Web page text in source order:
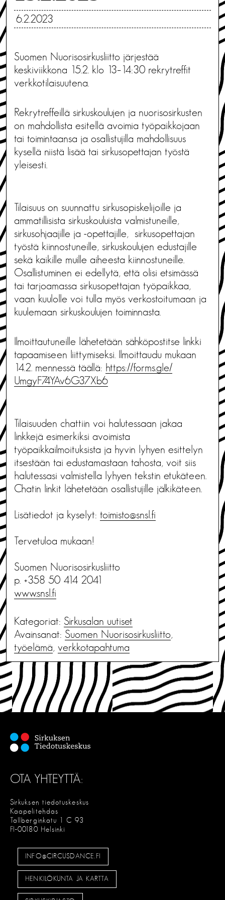
6.2.2023
Suomen Nuorisosirkusliitto järjestää
keskiviikkona 15.2. klo 13–14:30 rekrytreffit
verkkotilaisuutena.
Rekrytreffeillä sirkuskoulujen ja nuorisosirkusten
on mahdollista esitellä avoimia työpaikkojaan
tai toimintaansa ja osallistujilla mahdollisuus
kysellä niistä lisää tai sirkusopettajan työstä
yleisesti.
Tilaisuus on suunnattu sirkusopiskelijoille ja
ammatillisista sirkuskouluista valmistuneille,
sirkusohjaajille ja -opettajille, sirkusopettajan
työstä kiinnostuneille, sirkuskoulujen edustajille
sekä kaikille muille aiheesta kiinnostuneille.
Osallistuminen ei edellytä, että olisi etsimässä
tai tarjoamassa sirkusopettajan työpaikkaa,
vaan kuulolle voi tulla myös verkostoitumaan ja
kuulemaan sirkuskoulujen toiminnasta.
Ilmoittautuneille lähetetään sähköpostitse linkki
tapaamiseen liittymiseksi. Ilmoittaudu mukaan
14.2. mennessä täällä: https://forms.gle/
UmgyF74YAv6G37Xb6
Tilaisuuden chattiin voi halutessaan jakaa
linkkejä esimerkiksi avoimista
työpaikkailmoituksista ja hyvin lyhyen esittelyn
itsestään tai edustamastaan tahosta, voit siis
halutessasi valmistella lyhyen tekstin etukäteen.
Chatin linkit lähetetään osallistujille jälkikäteen.
Lisätiedot ja kyselyt: toimisto@snsl.fi
Tervetuloa mukaan!
Suomen Nuorisosirkusliitto
p. +358 50 414 2041
www.snsl.fi
Kategoriat: Sirkusalan uutiset
Avainsanat: Suomen Nuorisosirkusliitto,
työelämä, verkkotapahtuma
OTA YHTEYTTÄ:
Sirkuksen tiedotuskeskus
Kaapelitehdas
Tallberginkatu 1 C 93
FI-00180 Helsinki
INFO@CIRCUSDANCE.FI
HENKILÖKUNTA JA KARTTA